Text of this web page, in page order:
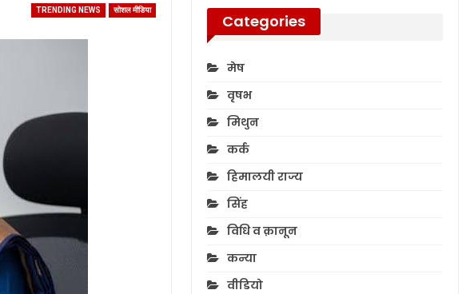
TRENDING NEWS सोशल मीडिया
Categories
मेष
वृषभ
मिथुन
कर्क
हिमालयी राज्य
सिंह
विधि व क़ानून
कन्या
वीडियो